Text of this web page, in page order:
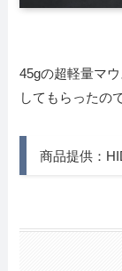
45gの超軽量マ
してもらったの
商品提供：